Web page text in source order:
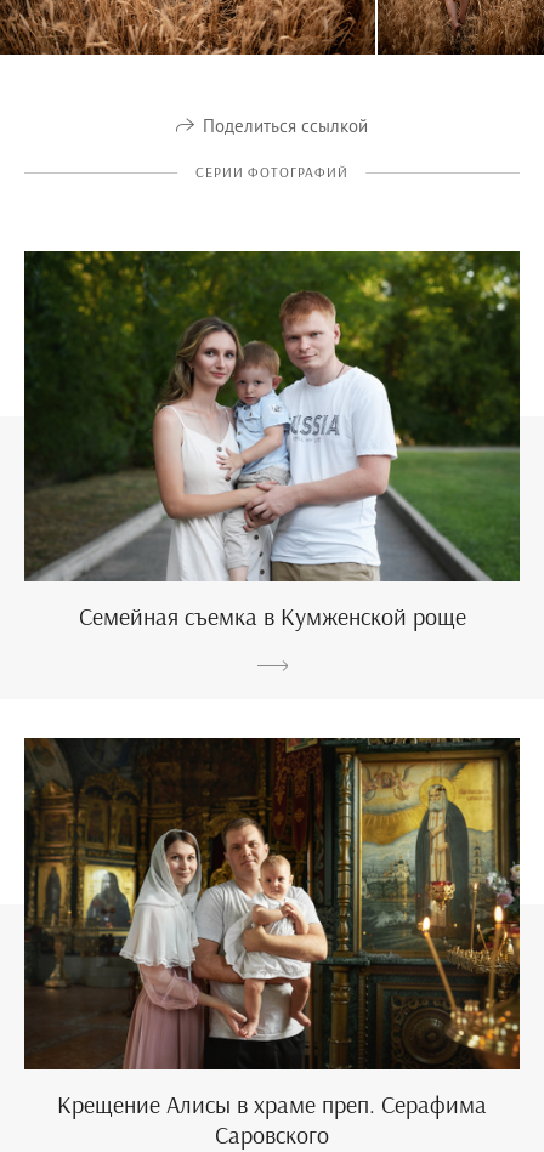
Поделиться ссылкой
СЕРИИ ФОТОГРАФИЙ
Семейная съемка в Кумженской роще
Крещение Алисы в храме преп. Серафима
Саровского